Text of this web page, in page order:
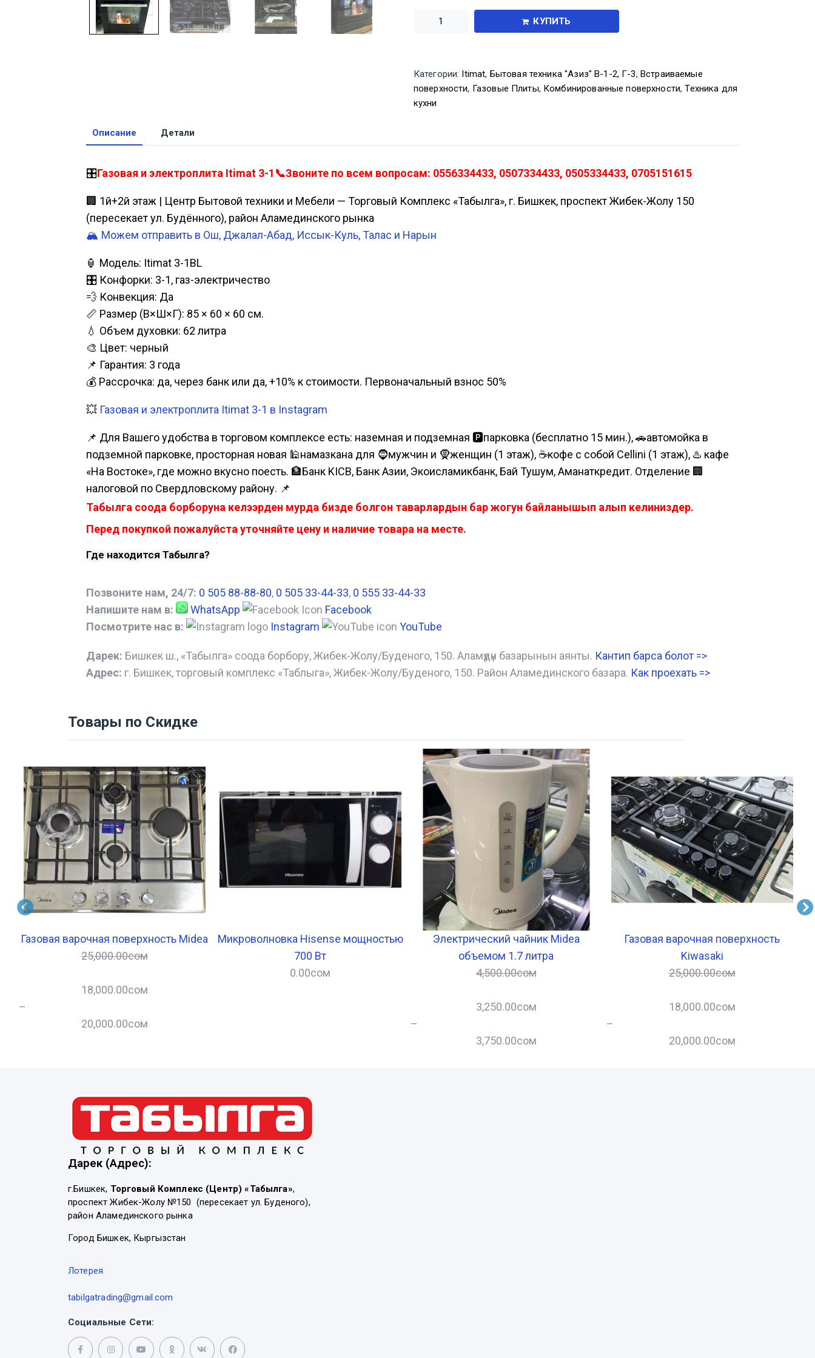
КУПИТЬ
Категории: Itimat, Бытовая техника "Азиз" В-1-2, Г-3, Встраиваемые
поверхности, Газовые Плиты, Комбинированные поверхности,Техника для
кухни
Описание Детали
🎛️Газовая и электроплита Itimat 3-1📞Звоните по всем вопросам: 0556334433, 0507334433, 0505334433, 0705151615
🏢 1й+2й этаж | Центр Бытовой техники и Мебели — Торговый Комплекс «Табылга», г. Бишкек, проспект Жибек-Жолу 150
(пересекает ул. Будённого), район Аламединского рынка
🏔️ Можем отправить в Ош, Джалал-Абад, Иссык-Куль, Талас и Нарын
🏮 Модель: Itimat 3-1BL
🎛️ Конфорки: 3-1, газ-электричество
💨 Конвекция: Да
📏 Размер (В×Ш×Г): 85 × 60 × 60 см.
💧 Объем духовки: 62 литра
🎨 Цвет: черный
📌 Гарантия: 3 года
💰 Рассрочка: да, через банк или да, +10% к стоимости. Первоначальный взнос 50%
💥 Газовая и электроплита Itimat 3-1 в Instagram
📌 Для Вашего удобства в торговом комплексе есть: наземная и подземная 🅿парковка (бесплатно 15 мин.), 🚗автомойка в
подземной парковке, просторная новая 🕌намазкана для 🧔мужчин и 🧕женщин (1 этаж), ☕кофе с собой Cellini (1 этаж), ♨️ кафе
«На Востоке», где можно вкусно поесть. 🏦Банк KICB, Банк Азии, Экоисламикбанк, Бай Тушум, Аманаткредит. Отделение 🏢
налоговой по Свердловскому району. 📌
Табылга соода борборуна келээрден мурда бизде болгон таварлардын бар жогун байланышып алып келиниздер.
Перед покупкой пожалуйста уточняйте цену и наличие товара на месте.
Где находится Табылга?
Позвоните нам, 24/7: 0 505 88-88-80, 0 505 33-44-33, 0 555 33-44-33
Напишите нам в:
WhatsApp
Facebook
Посмотрите нас в:
Instagram YouTube
Дарек: Бишкек ш., «Табылга» соода борбору, Жибек-Жолу/Буденого, 150. Аламүдүн базарынын аянты. Кантип барса болот =>
Адрес: г. Бишкек, торговый комплекс «Таблыга», Жибек-Жолу/Буденого, 150. Район Аламединского базара. Как проехать =>
Товары по Скидке
Газовая варочная поверхность Midea
25,000.00сом
18,000.00сом
–
20,000.00сом
Микроволновка Hisense мощностью
700 Вт
0.00сом
Электрический чайник Midea
объемом 1.7 литра
4,500.00сом
3,250.00сом
–
3,750.00сом
Газовая варочная поверхность
Kiwasaki
25,000.00сом
18,000.00сом
–
20,000.00сом
Дарек (Адрес):
г.Бишкек, Торговый Комплекс (Центр) «Табылга»,
проспект Жибек-Жолу №150 (пересекает ул. Буденого),
район Аламединского рынка
Город Бишкек, Кыргызстан
Лотерея
tabilgatrading@gmail.com
Социальные Сети: